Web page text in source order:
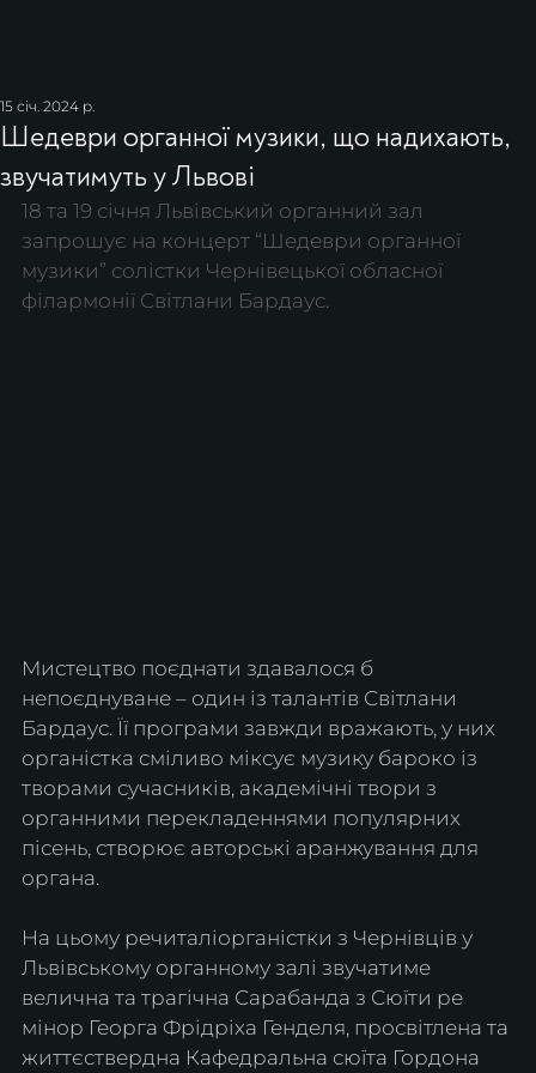
Шедеври органної музики, що надихають,
звучатимуть у Львові
15 січ. 2024 р.
18 та 19 січня Львівський органний зал
запрошує на концерт “Шедеври органної
музики” солістки Чернівецької обласної
філармонії Світлани Бардаус.
Мистецтво поєднати здавалося б
непоєднуване – один із талантів Світлани
Бардаус. Її програми завжди вражають, у них
органістка сміливо міксує музику бароко із
творами сучасників, академічні твори з
органними перекладеннями популярних
пісень, створює авторські аранжування для
органа.
На цьому речиталіорганістки з Чернівців у
Львівському органному залі звучатиме
велична та трагічна Сарабанда з Сюїти ре
мінор Георга Фрідріха Генделя, просвітлена та
життєствердна Кафедральна сюїта Гордона